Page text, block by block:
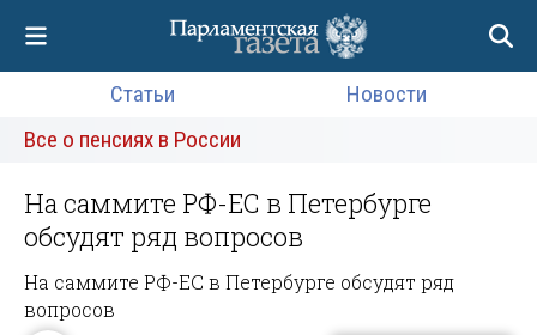
Статьи
Новости
Все о пенсиях в России
На саммите РФ-ЕС в Петербурге
обсудят ряд вопросов
На саммите РФ-ЕС в Петербурге обсудят ряд
вопросов